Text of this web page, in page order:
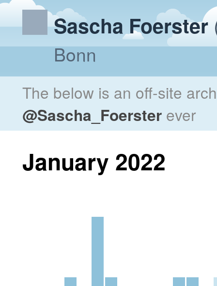
Sascha Foerster
Bonn
The below is an off-site
@Sascha_Foerster ever
January 2022